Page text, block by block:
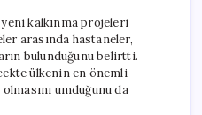
kalkınma projeleri
arasında hastaneler,
bulunduğunu belirtti.
ülkenin en önemli
umduğunu da